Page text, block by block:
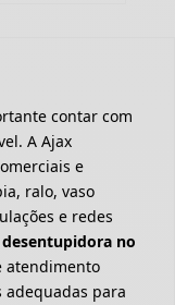
contar com
A Ajax
e
ralo, vaso
e redes
desentupidora no
atendimento
adequadas para